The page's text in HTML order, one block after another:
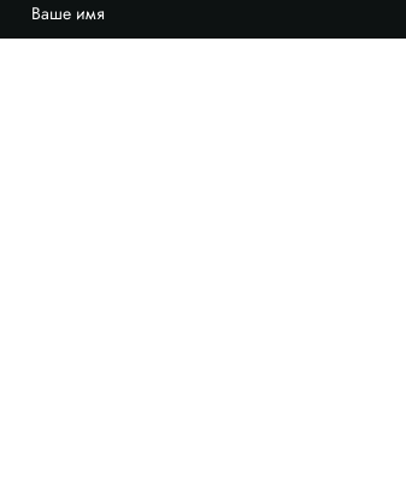
Ваше имя